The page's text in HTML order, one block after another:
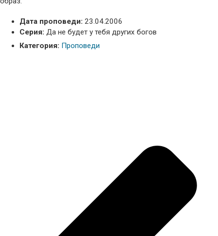
Дата проповеди: 23.04.2006
Серия: Да не будет у тебя других богов
Категория: Проповеди